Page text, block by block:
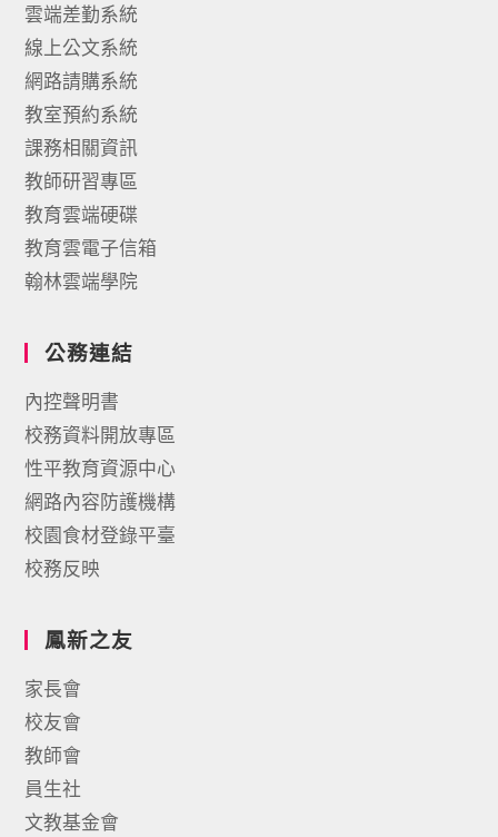
雲端差勤系統
線上公文系統
網路請購系統
教室預約系統
課務相關資訊
教師研習專區
教育雲端硬碟
教育雲電子信箱
翰林雲端學院
公務連結
內控聲明書
校務資料開放專區
性平教育資源中心
網路內容防護機構
校園食材登錄平臺
校務反映
鳳新之友
家長會
校友會
教師會
員生社
文教基金會